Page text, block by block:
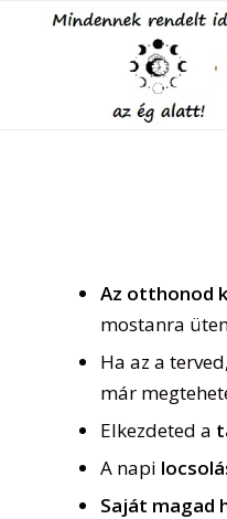
Az otthonod
mostanra
Ha az a
már
Elkezdeted a
A napi
Saját magad